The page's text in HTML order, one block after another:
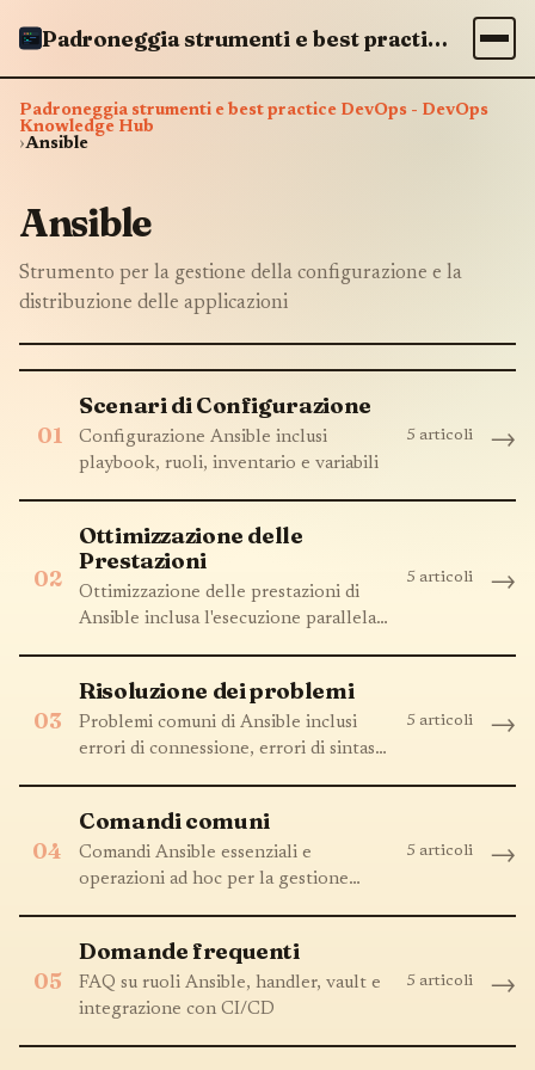
Padroneggia strumenti e best practice DevOps - DevOps Knowledge Hub
Padroneggia strumenti e best practice DevOps - DevOps
Knowledge Hub
›Ansible
Ansible
Strumento per la gestione della configurazione e la
distribuzione delle applicazioni
01
Scenari di Configurazione
Configurazione Ansible inclusi
playbook, ruoli, inventario e variabili
5 articoli →
02
Ottimizzazione delle
Prestazioni
Ottimizzazione delle prestazioni di
Ansible inclusa l'esecuzione parallela,
connessione
5 articoli →
03
Risoluzione dei problemi
Problemi comuni di Ansible inclusi
errori di connessione, errori di sintassi
5 articoli →
04
Comandi comuni
Comandi Ansible essenziali e
operazioni ad hoc per la gestione
5 articoli →
05
Domande frequenti
FAQ su ruoli Ansible, handler, vault e
integrazione con CI/CD
5 articoli →